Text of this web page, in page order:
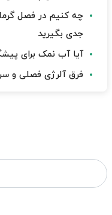
جدی بگیرید
آیا آب نمک برای
فرق آلرژی فصلی و